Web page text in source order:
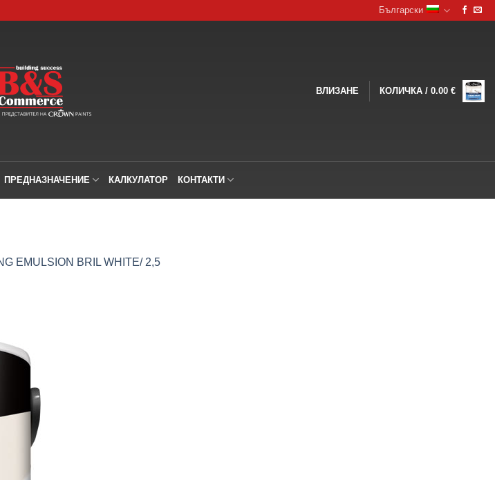
Български
ВЛИЗАНЕ КОЛИЧКА / 0.00 €
ПРЕДНАЗНАЧЕНИЕ КАЛКУЛАТОР КОНТАКТИ
EMULSION BRIL WHITE/ 2,5